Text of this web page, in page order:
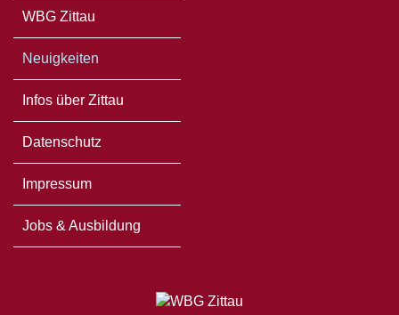
WBG Zittau
Neuigkeiten
Infos über Zittau
Datenschutz
Impressum
Jobs & Ausbildung